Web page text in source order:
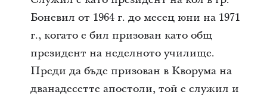
Боневил от 1964 г. до месец юни на 1971
г., когато е бил призован като общ
президент на неделното училище.
Преди да бъде призован в Кворума на
дванадесетте апостоли, той е служил и